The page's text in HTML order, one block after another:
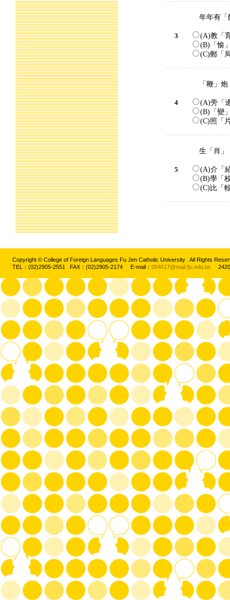
3
年年有「
(A)教「
(B)「愉
(C)郵「
4
「鞭」炮
(A)旁「
(B)「變
(C)照「
5
生「肖」
(A)介「
(B)學「
(C)比「
Copyright © College of Foreign Languages Fu Jen Catholic University . All Rights
TEL：(02)2905-2551 FAX：(02)2905-2174 E-mail： 004617@mail.fju.edu.tw